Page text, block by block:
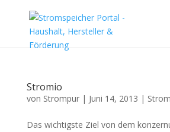
Stromio
von Strompur| Juni 14, 2013 |
Das wichtigste Ziel von dem